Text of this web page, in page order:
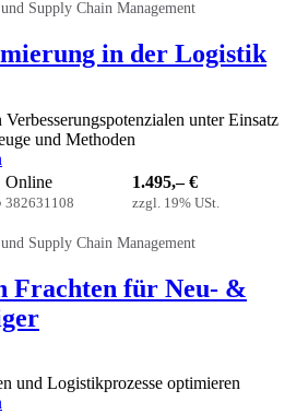
Supply Chain Management
in der Logistik
unter Einsatz
und Methoden
Online
382631108
1.495,– €
zzgl. 19% USt.
Supply Chain Management
Frachten für Neu- &
und Logistikprozesse optimieren